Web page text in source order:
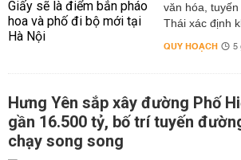
văn hóa,
Thái xác định
QUY HOẠCH 5
Hưng Yên sắp xây đường Phố
gần 16.500 tỷ, bố trí tuyến
chạy song song